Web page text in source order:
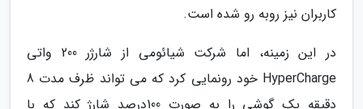
کاربران نیز روبه رو شده است.
در این زمینه، اما شرکت شیائومی از شارژر 200 واتی
HyperCharge خود رونمایی کرد که می تواند ظرف مدت 8
دقیقه یک گوشی را به صورت 100درصد شارژ کند که با